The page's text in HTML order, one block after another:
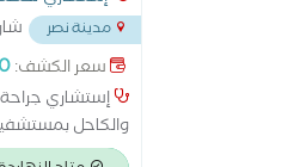
مدينة نصر
سعر الكشف:
إستشاري
والكاحل
ومناظير الركبة